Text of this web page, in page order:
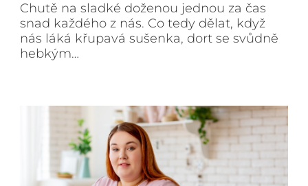
Chutě na sladké doženou jednou za čas
snad každého z nás. Co tedy dělat, když
nás láká křupavá sušenka, dort se svůdně
hebkým…